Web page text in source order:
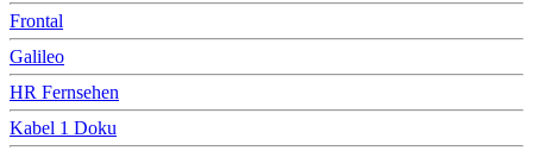
Frontal
Galileo
HR Fernsehen
Kabel 1 Doku